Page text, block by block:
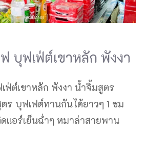
บุฟเฟ่ต์เขาหลัก พังงา
ฟ่ต์เขาหลัก พังงา น้ำจิ้มสูตร
ร บุฟเฟต์ทานกันได้ยาวๆ 1 ชม
แอร์เย็นฉ่ำๆ หมาล่าสายพาน